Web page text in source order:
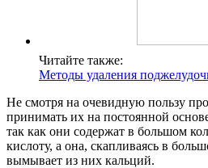
Читайте также:
Методы удаления
Не смотря на очевидную пользу
принимать их на постоянной
так как они содержат в большом
кислоту, а она, скапливаясь в
вымывает из них кальций.